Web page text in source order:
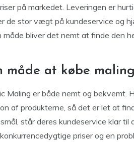
på markedet. Leveringen er
de stor vægt på kundeservice og
måde bliver det nemt at finde den
måde at købe
Maling er både nemt og bekvemt.
af produkterne, så det er let at
står deres kundeservice klar
priser og en